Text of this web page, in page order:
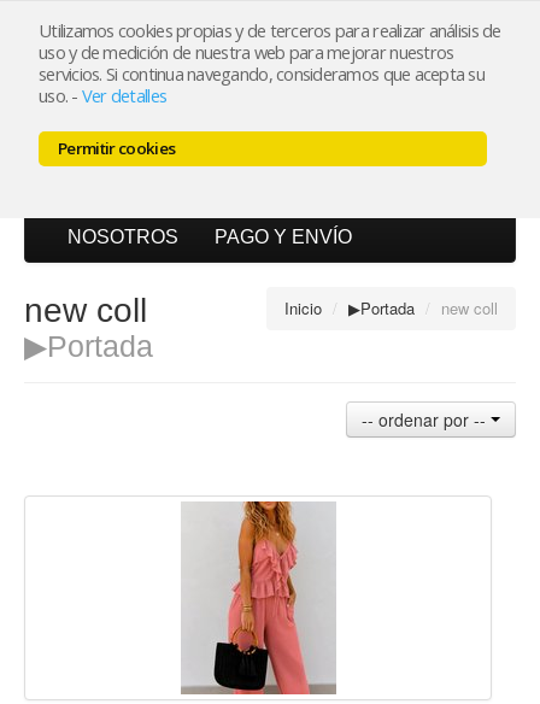
Utilizamos cookies propias y de terceros para realizar análisis de
uso y de medición de nuestra web para mejorar nuestros
servicios. Si continua navegando, consideramos que acepta su
uso. - Ver detalles
Permitir cookies
Mi cuenta
NOSOTROS PAGO Y ENVÍO
Inicio / ▶Portada / new coll
new coll
▶Portada
-- ordenar por --